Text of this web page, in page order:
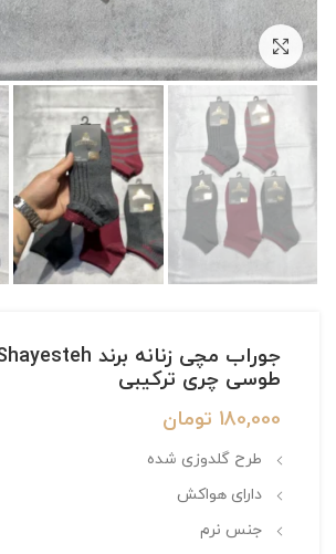
بزرگنمایی تصویر
طوسی چری ترکیبی
180,000 تومان
طرح گلدوزی شده
دارای هواکش
جنس نرم